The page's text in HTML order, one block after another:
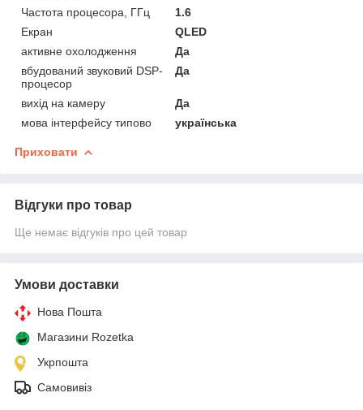
Частота процесора, ГГц
1.6
Екран
QLED
активне охолодження
Да
вбудований звуковий DSP-
процесор
Да
вихід на камеру
Да
мова інтерфейсу типово
українська
Приховати
Відгуки про товар
Ще немає відгуків про цей товар
Умови доставки
Нова Пошта
Магазини Rozetka
Укрпошта
Самовивіз